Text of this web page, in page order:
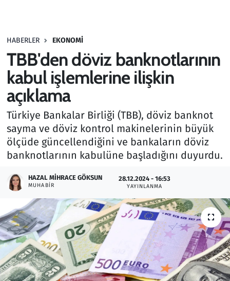
HABERLER EKONOMI
TBB'den döviz banknotlarının
kabul işlemlerine ilişkin
açıklama
Türkiye Bankalar Birliği (TBB), döviz banknot
sayma ve döviz kontrol makinelerinin büyük
ölçüde güncellendiğini ve bankaların döviz
banknotlarının kabulüne başladığını duyurdu.
HAZAL MIHRACE GÖKSUN
MUHABIR
28.12.2024 - 16:53
YAYINLANMA
Haber
Kültür Sanat
Kurumsal Haberler
Lezzet Durağı
Memur ve Kamu
Otomobil
Oyun
Ramazan
Resmi İlanlar